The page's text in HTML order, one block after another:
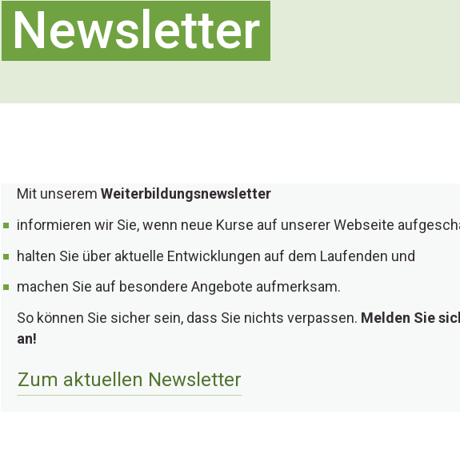
Newsletter
Mit unserem Weiterbildungsnewsletter
informieren wir Sie, wenn neue Kurse auf unserer Webseite
halten Sie über aktuelle Entwicklungen auf dem Laufenden und
machen Sie auf besondere Angebote aufmerksam.
So können Sie sicher sein, dass Sie nichts verpassen. Melden Sie
an!
Zum aktuellen Newsletter